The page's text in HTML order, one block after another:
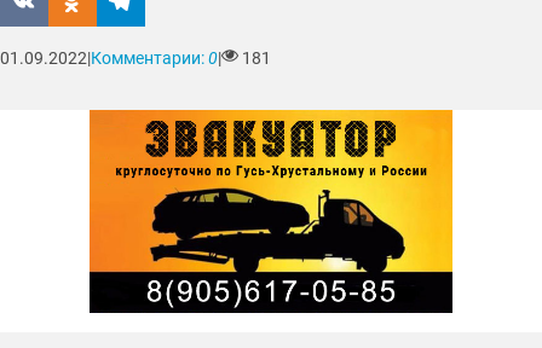
01.09.2022|Комментарии:0| 181